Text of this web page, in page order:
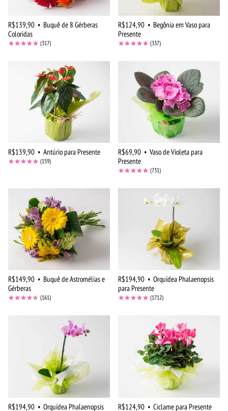
R$139,90 • Buquê de 8 Gérberas
Coloridas
(317)
R$124,90 • Begônia em Vaso para
Presente
(337)
R$139,90 • Antúrio para Presente
(159)
R$69,90 • Vaso de Violeta para
Presente
(731)
R$149,90 • Buquê de Astromélias e
Gérberas
(161)
R$194,90 • Orquídea Phalaenopsis
para Presente
(1712)
R$194,90 • Orquídea Phalaenopsis
R$124,90 • Ciclame para Presente